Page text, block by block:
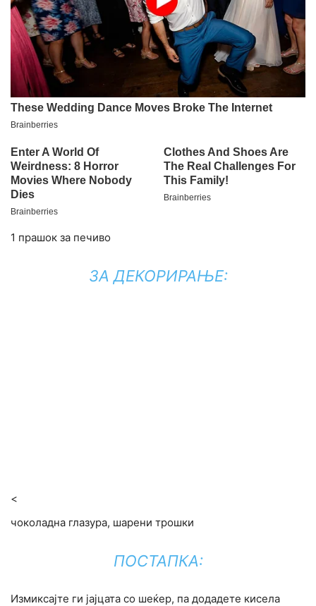
1 прашок за печиво
ЗА ДЕКОРИРАЊЕ:
<
чоколадна глазура, шарени трошки
ПОСТАПКА:
Измиксајте ги јајцата со шеќер, па додадете кисела